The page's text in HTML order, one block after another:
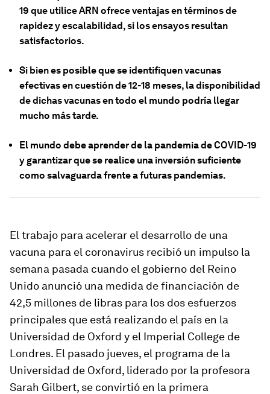
19 que utilice ARN ofrece ventajas en términos de
rapidez y escalabilidad, si los ensayos resultan
satisfactorios.
Si bien es posible que se identifiquen vacunas
efectivas en cuestión de 12-18 meses, la disponibilidad
de dichas vacunas en todo el mundo podría llegar
mucho más tarde.
El mundo debe aprender de la pandemia de COVID-19
y garantizar que se realice una inversión suficiente
como salvaguarda frente a futuras pandemias.
El trabajo para acelerar el desarrollo de una
vacuna para el coronavirus recibió un impulso la
semana pasada cuando el gobierno del Reino
Unido anunció una medida de financiación de
42,5 millones de libras para los dos esfuerzos
principales que está realizando el país en la
Universidad de Oxford y el Imperial College de
Londres. El pasado jueves, el programa de la
Universidad de Oxford, liderado por la profesora
Sarah Gilbert, se convirtió en la primera